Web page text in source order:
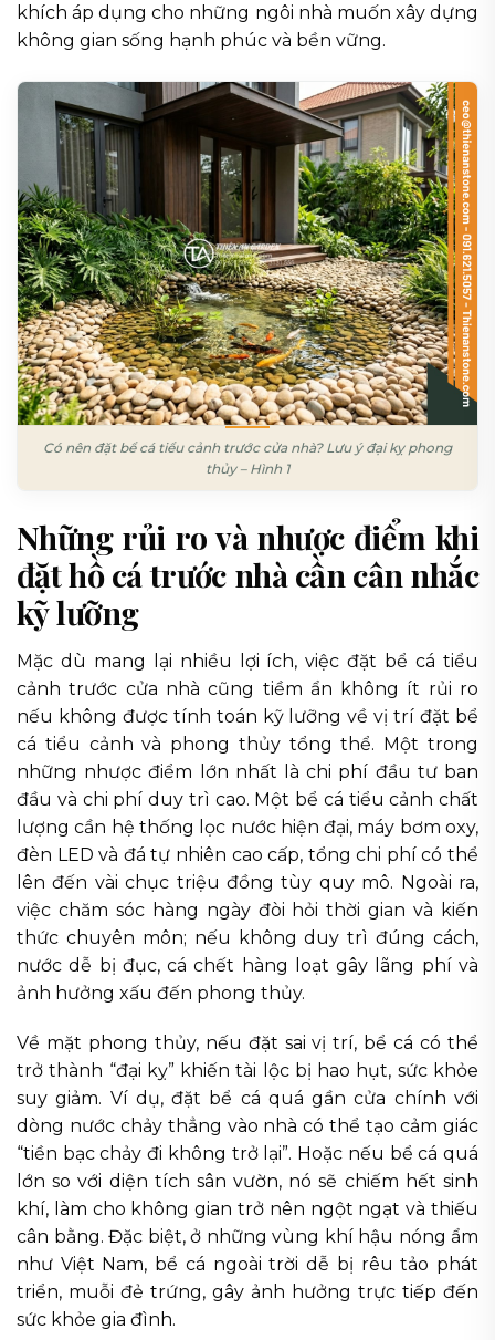
khích áp dụng cho những ngôi nhà muốn xây dựng
không gian sống hạnh phúc và bền vững.
Có nên đặt bể cá tiểu cảnh trước cửa nhà? Lưu ý đại kỵ phong
thủy – Hình 1
Những rủi ro và nhược điểm khi
đặt hồ cá trước nhà cần cân nhắc
kỹ lưỡng
Mặc dù mang lại nhiều lợi ích, việc đặt bể cá tiểu
cảnh trước cửa nhà cũng tiềm ẩn không ít rủi ro
nếu không được tính toán kỹ lưỡng về vị trí đặt bể
cá tiểu cảnh và phong thủy tổng thể. Một trong
những nhược điểm lớn nhất là chi phí đầu tư ban
đầu và chi phí duy trì cao. Một bể cá tiểu cảnh chất
lượng cần hệ thống lọc nước hiện đại, máy bơm oxy,
đèn LED và đá tự nhiên cao cấp, tổng chi phí có thể
lên đến vài chục triệu đồng tùy quy mô. Ngoài ra,
việc chăm sóc hàng ngày đòi hỏi thời gian và kiến
thức chuyên môn; nếu không duy trì đúng cách,
nước dễ bị đục, cá chết hàng loạt gây lãng phí và
ảnh hưởng xấu đến phong thủy.
Về mặt phong thủy, nếu đặt sai vị trí, bể cá có thể
trở thành “đại kỵ” khiến tài lộc bị hao hụt, sức khỏe
suy giảm. Ví dụ, đặt bể cá quá gần cửa chính với
dòng nước chảy thẳng vào nhà có thể tạo cảm giác
“tiền bạc chảy đi không trở lại”. Hoặc nếu bể cá quá
lớn so với diện tích sân vườn, nó sẽ chiếm hết sinh
khí, làm cho không gian trở nên ngột ngạt và thiếu
cân bằng. Đặc biệt, ở những vùng khí hậu nóng ẩm
như Việt Nam, bể cá ngoài trời dễ bị rêu tảo phát
triển, muỗi đẻ trứng, gây ảnh hưởng trực tiếp đến
sức khỏe gia đình.